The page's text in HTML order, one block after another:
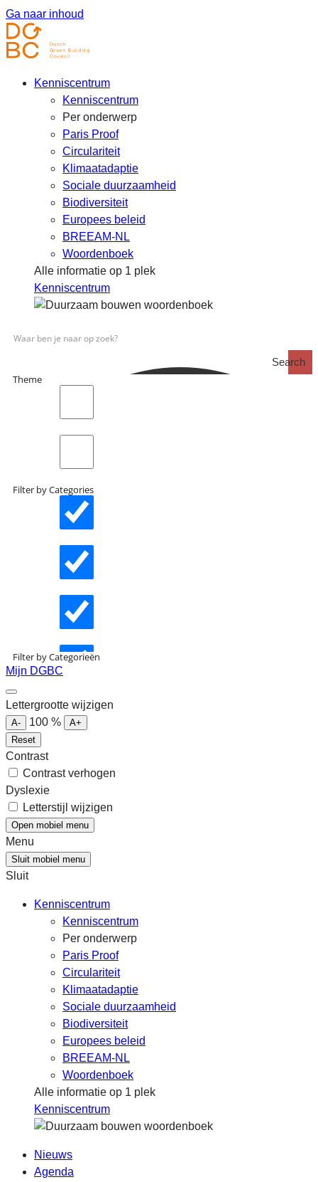
Ga naar inhoud
Kenniscentrum
Kenniscentrum
Per onderwerp
Paris Proof
Circulariteit
Klimaatadaptie
Sociale duurzaamheid
Biodiversiteit
Europees beleid
BREEAM-NL
Woordenboek
Alle informatie op 1 plek
Kenniscentrum
Search
Theme
Filter by Categories
Longreads
Partnernieuws
Filter by Categorieën
Mijn DGBC
Lettergrootte wijzigen
A- 100 %
A+
Reset
Contrast
Contrast verhogen
Dyslexie
Letterstijl wijzigen
Open mobiel menu
Menu
Sluit mobiel menu
Sluit
Kenniscentrum
Kenniscentrum
Per onderwerp
Paris Proof
Circulariteit
Klimaatadaptie
Sociale duurzaamheid
Biodiversiteit
Europees beleid
BREEAM-NL
Woordenboek
Alle informatie op 1 plek
Kenniscentrum
Nieuws
Agenda